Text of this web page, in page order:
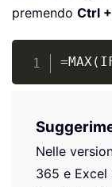
premendo Ctrl
Nelle
365 e